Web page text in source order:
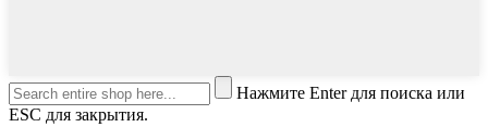
Нажмите Enter для поиска или
ESC для закрытия.